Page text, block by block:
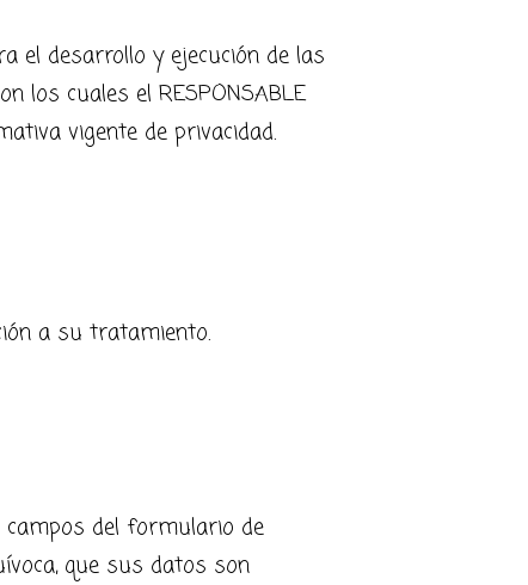
el desarrollo y ejecución de las
los cuales el RESPONSABLE
vigente de privacidad.
a su tratamiento.
campos del formulario de
que sus datos son